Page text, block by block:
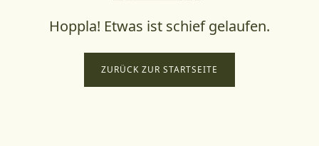
Hoppla! Etwas ist schief gelaufen.
ZURÜCK ZUR STARTSEITE